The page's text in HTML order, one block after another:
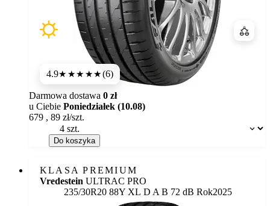
4.9★★★★★(6)
Dostępność:
Darmowa dostawa 0 zł
u Ciebie Poniedziałek (10.08)
679 , 89 zł/szt.
Do koszyka
KLASA PREMIUM
Vredestein ULTRAC PRO
235/30R20 88Y XL Etykieta:
D A B 72 dB Rok2025